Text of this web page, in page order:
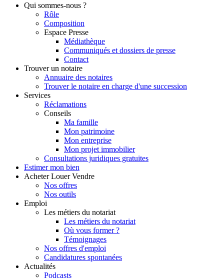
Qui sommes-nous ?
Rôle
Composition
Espace Presse
Médiathèque
Communiqués et dossiers de presse
Contact
Trouver un notaire
Annuaire des notaires
Trouver le notaire en charge d'une succession
Services
Réclamations
Conseils
Ma famille
Mon patrimoine
Mon entreprise
Mon projet immobilier
Consultations juridiques gratuites
Estimer mon bien
Acheter Louer Vendre
Nos offres
Nos outils
Emploi
Les métiers du notariat
Les métiers du notariat
Où vous former ?
Témoignages
Nos offres d'emploi
Candidatures spontanées
Actualités
Podcasts